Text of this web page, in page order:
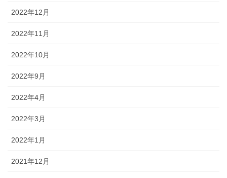
2022年12月
2022年11月
2022年10月
2022年9月
2022年4月
2022年3月
2022年1月
2021年12月